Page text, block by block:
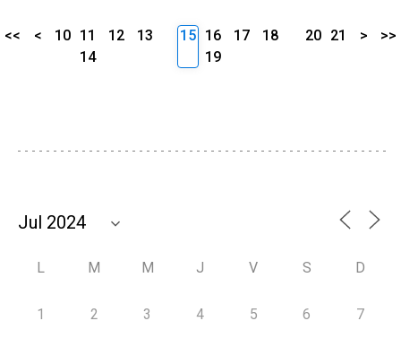
<< < 10 11 12
13
14
15 16 17
18
19
20 21 > >>
L M M J V S D
1 2 3 4 5 6 7